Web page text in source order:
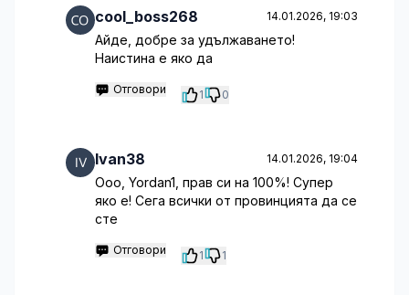
cool_boss268 14.01.2026, 19:03
Айде, добре за удължаването!
Наистина е яко да
Отговори 1 0
Ivan38 14.01.2026, 19:04
Ооо, Yordan1, прав си на 100%! Супер
яко е! Сега всички от провинцията да се
сте
Отговори 1 1